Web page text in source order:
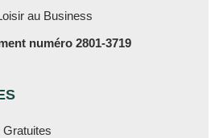
au Business
numéro 2801-3719